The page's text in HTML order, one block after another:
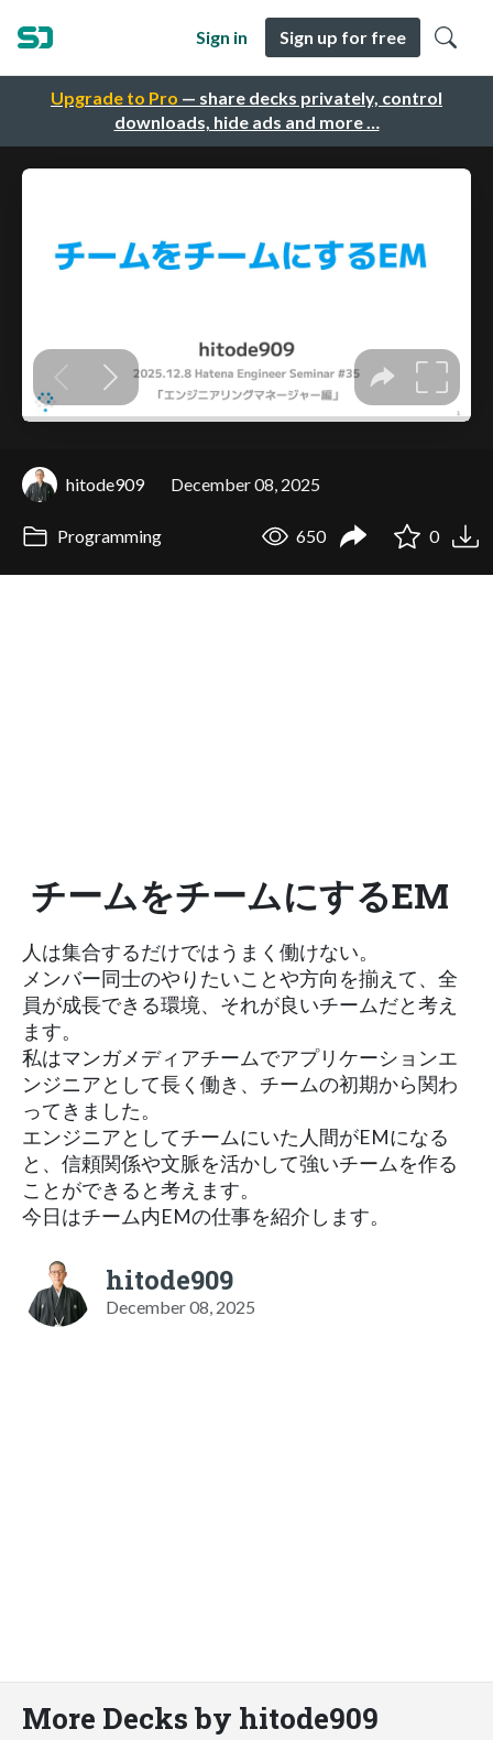
Upgrade to Pro — share decks privately, control
downloads, hide ads and more …
Sign in Sign up for free
hitode909 December 08, 2025
Programming 650 0
チームをチームにするEM
人は集合するだけではうまく働けない。
メンバー同士のやりたいことや方向を揃えて、全
員が成長できる環境、それが良いチームだと考え
ます。
私はマンガメディアチームでアプリケーションエ
ンジニアとして長く働き、チームの初期から関わ
ってきました。
エンジニアとしてチームにいた人間がEMになる
と、信頼関係や文脈を活かして強いチームを作る
ことができると考えます。
今日はチーム内EMの仕事を紹介します。
hitode909
December 08, 2025
More Decks by hitode909